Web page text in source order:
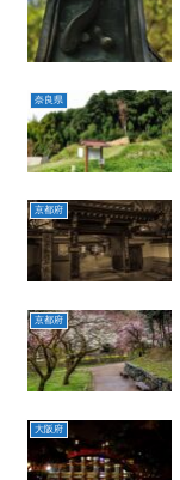
奈良県
京都府
京都府
大阪府